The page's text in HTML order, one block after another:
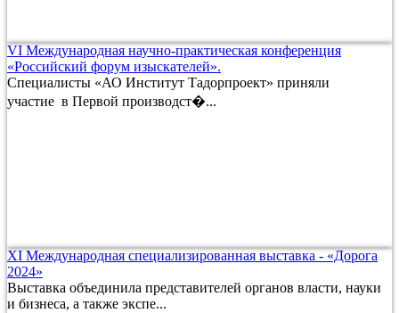
VI Международная научно-практическая конференция
«Российский форум изыскателей».
Специалисты «АО Институт Тадорпроект» приняли
участие в Первой производст�...
XI Международная специализированная выставка - «Дорога
2024»
Выставка объединила представителей органов власти, науки
и бизнеса, а также экспе...